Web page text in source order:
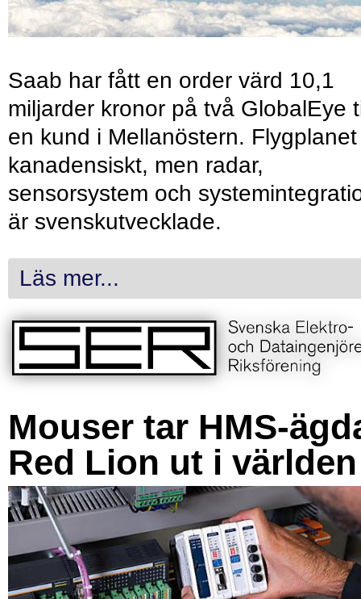
Saab har fått en order värd 10,1
miljarder kronor på två GlobalEye
en kund i Mellanöstern.
kanadensiskt, men radar,
sensorsystem och
är svenskutvecklade.
Läs mer...
Mouser tar HMS-
Red Lion ut i världen